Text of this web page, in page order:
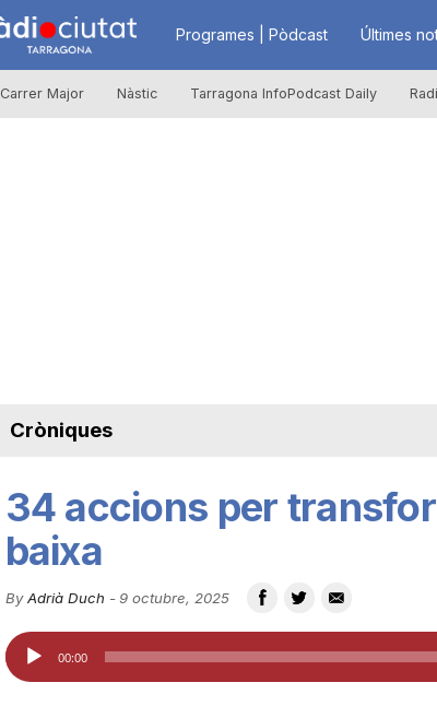
R
à
u
t
a
Programes | Pòdcast Últimes
Carrer Major Nàstic Tarragona InfoPodcast Daily
Cròniques
34 accions per
baixa
By Adrià Duch - 9 octubre, 2025
Reproductor
d'àudio
00:00